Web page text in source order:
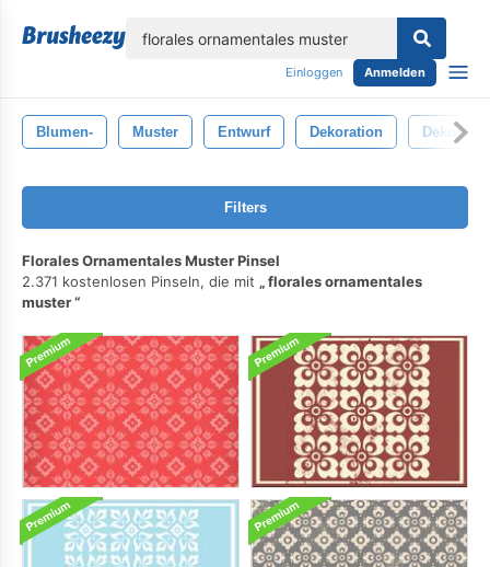
Einloggen Anmelden
Blumen- Muster Entwurf Dekoration Dekorativ
Filters
Florales Ornamentales Muster Pinsel
2.371 kostenlosen Pinseln, die mit
florales ornamentales
muster